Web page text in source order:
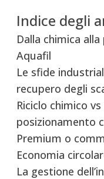
Indice degli
Dalla chimica
Aquafil
Le sfide
recupero degli
Riciclo chimico
posizionamento
Premium o
Economia
La gestione